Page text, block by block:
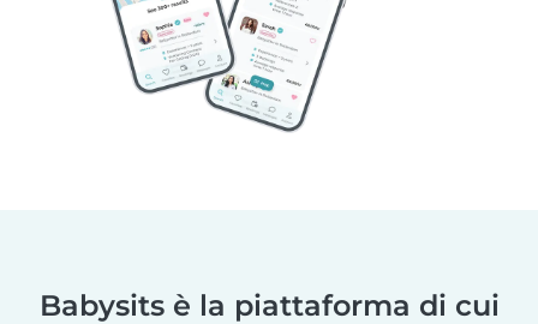
Babysits è la piattaforma di cui